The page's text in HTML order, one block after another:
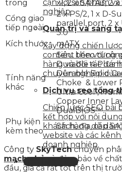
cận với sản phẩm
nghiệp
Quản trị và sáng
Xây dựng chiến
content theo từng
hàng và đối tác
chuyên nghiệp của
Dịch vụ seo tổng
Chiến lược SEO bài
kết hợp với nội
khách hàng dễ
website và các
doanh nghiệp.
Liên hệ tư vấn
trong
x1, 2 x SATA3, 2 x
Cổng giao
tiếp ngoài
2 x PS/2, 1 x D-
parallel port, 2 x
3.0
Kích thước
mATX
Tính năng
khác
Siêu bền với
Durable 4 Plus
Durable Solid
Choke & Lower
Ultra Cool ,
Copper Inner
DualBIOS™..
Phụ kiện
kèm theo
Sách, đĩa, cáp
Công ty SkyTechchuyên
mạch chủvà đảm bảo về
đầu, giá cả rất tốt trên thị